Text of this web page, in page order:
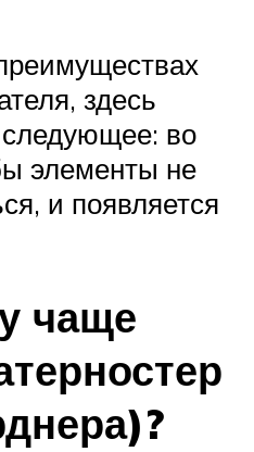
здесь
во
элементы не
и появляется
чаще